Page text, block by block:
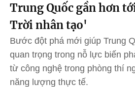
Trung Quốc gần hơn
Trời nhân tạo'
Bước đột phá mới giúp Trung
quan trọng trong nỗ lực biến
từ công nghệ trong phòng thí
năng lượng thực tế.